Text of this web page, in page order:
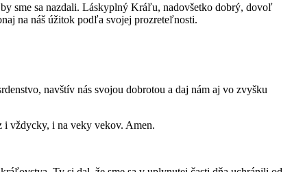
sme sa nazdali. Láskyplný Kráľu, nadovšetko dobrý, dovoľ
na náš úžitok podľa svojej prozreteľnosti.
navštív nás svojou dobrotou a daj nám aj vo zvyšku
i vždycky, i na veky vekov. Amen.